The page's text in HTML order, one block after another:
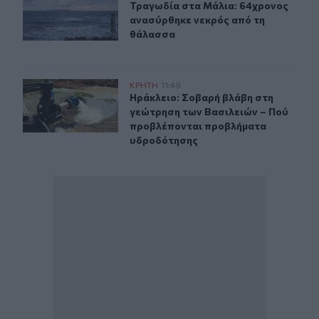
Τραγωδία στα Μάλια: 64χρονος
Τραγωδία στα Μάλια: 64χρονος
ανασύρθηκε νεκρός από τη
θάλασσα
Ηράκλειο: Σοβαρή βλάβη στη γεώτρηση των
ΚΡΗΤΗ 11:49
Ηράκλειο: Σοβαρή βλάβη στη
Ηράκλειο: Σοβαρή βλάβη στη
γεώτρηση των Βασιλειών – Πού
προβλέπονται προβλήματα
υδροδότησης